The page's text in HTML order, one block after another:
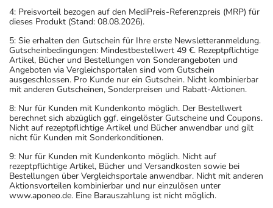
4: Preisvorteil bezogen auf den MediPreis-Referenzpreis (MRP) für
dieses Produkt (Stand: 08.08.2026).
5: Sie erhalten den Gutschein für Ihre erste Newsletteranmeldung.
Gutscheinbedingungen: Mindestbestellwert 49 €. Rezeptpflichtige
Artikel, Bücher und Bestellungen von Sonderangeboten und
Angeboten via Vergleichsportalen sind vom Gutschein
ausgeschlossen. Pro Kunde nur ein Gutschein. Nicht kombinierbar
mit anderen Gutscheinen, Sonderpreisen und Rabatt-Aktionen.
8: Nur für Kunden mit Kundenkonto möglich. Der Bestellwert
berechnet sich abzüglich ggf. eingelöster Gutscheine und Coupons.
Nicht auf rezeptpflichtige Artikel und Bücher anwendbar und gilt
nicht für Kunden mit Sonderkonditionen.
9: Nur für Kunden mit Kundenkonto möglich. Nicht auf
rezeptpflichtige Artikel, Bücher und Versandkosten sowie bei
Bestellungen über Vergleichsportale anwendbar. Nicht mit anderen
Aktionsvorteilen kombinierbar und nur einzulösen unter
www.aponeo.de. Eine Barauszahlung ist nicht möglich.